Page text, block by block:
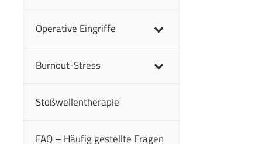
Operative Eingriffe
Burnout-Stress
Stoßwellentherapie
FAQ – Häufig gestellte Fragen